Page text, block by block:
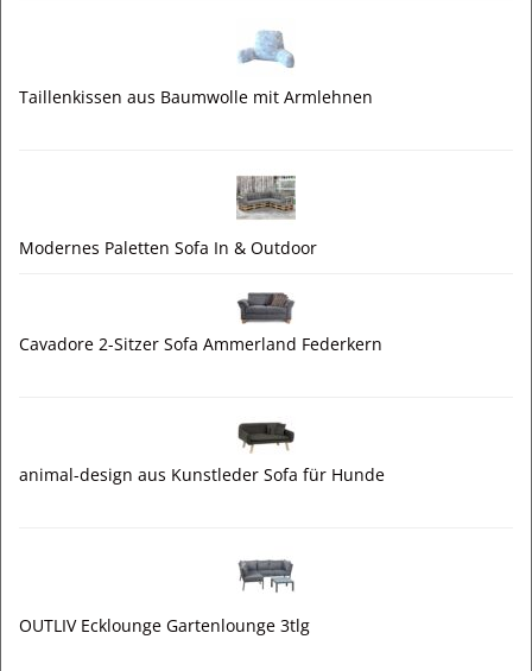
Taillenkissen aus Baumwolle mit Armlehnen
Modernes Paletten Sofa In & Outdoor
Cavadore 2-Sitzer Sofa Ammerland Federkern
animal-design aus Kunstleder Sofa für Hunde
OUTLIV Ecklounge Gartenlounge 3tlg